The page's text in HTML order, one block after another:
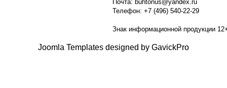
Почта: buhtonus@yandex.ru
Телефон: +7 (496) 540-22-29
Знак информационной продукции
Joomla Templates designed by GavickPro